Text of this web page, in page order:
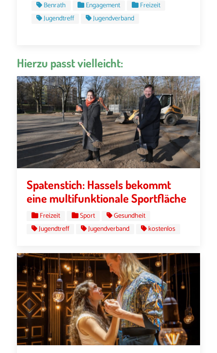
Benrath Engagement
Freizeit
Jugendtreff
Jugendverband
Hierzu passt vielleicht:
Spatenstich: Hassels bekommt
eine multifunktionale Sportfläche
Freizeit Sport
Gesundheit
Jugendtreff
Jugendverband kostenlos